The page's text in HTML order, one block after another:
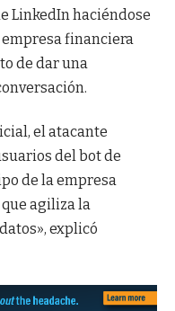
LinkedIn haciéndose
financiera
de dar una
el atacante
del bot de
de la empresa
agiliza la
explicó